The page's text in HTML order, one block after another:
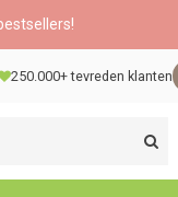
250.000+ tevreden klanten